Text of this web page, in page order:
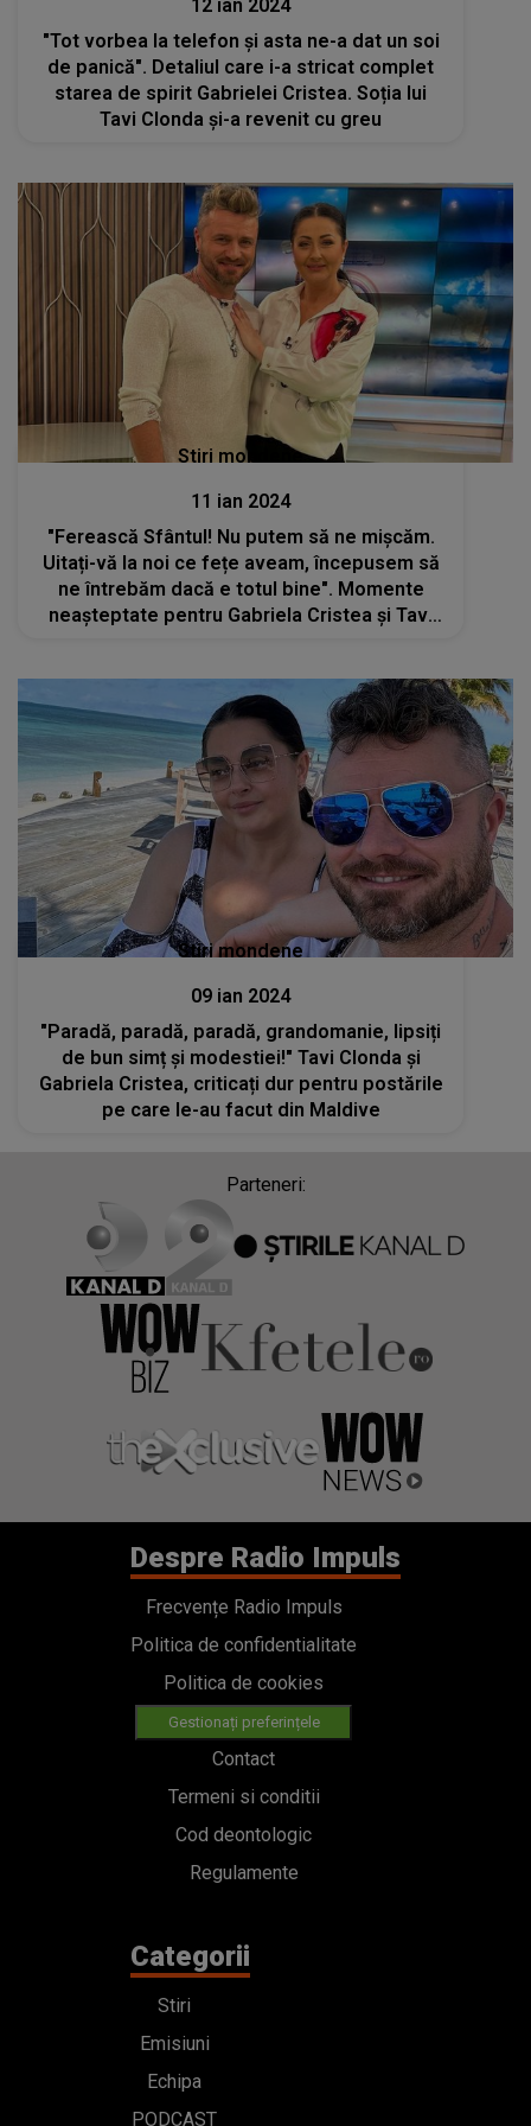
12 ian 2024
"Tot vorbea la telefon și asta ne-a dat un soi
de panică". Detaliul care i-a stricat complet
starea de spirit Gabrielei Cristea. Soția lui
Tavi Clonda și-a revenit cu greu
Stiri mondene
11 ian 2024
"Ferească Sfântul! Nu putem să ne mișcăm.
Uitați-vă la noi ce fețe aveam, începusem să
ne întrebăm dacă e totul bine". Momente
neașteptate pentru Gabriela Cristea și Tavi
Stiri mondene
09 ian 2024
"Paradă, paradă, paradă, grandomanie, lipsiți
de bun simț și modestiei!" Tavi Clonda și
Gabriela Cristea, criticați dur pentru postările
pe care le-au facut din Maldive
Parteneri:
Despre Radio Impuls
Frecvențe Radio Impuls
Politica de confidentialitate
Politica de cookies
Gestionați preferințele
Contact
Termeni si conditii
Cod deontologic
Regulamente
Categorii
Stiri
Emisiuni
Echipa
PODCAST